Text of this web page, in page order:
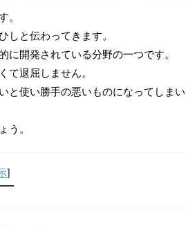
。
と伝わってきます。
開発されている分野の一つです。
て退屈しません。
と使い勝手の悪いものになってしまい
う。
]